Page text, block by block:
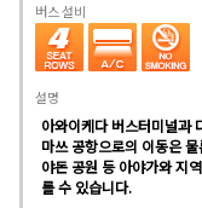
버스 설비
설명
아와이케다 버스터미널과
마쓰 공항으로의 이동은
야돈 공원 등 아야가와 지
를 수 있습니다.